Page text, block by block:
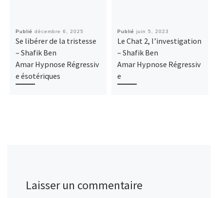
Publié décembre 6, 2025
Se libérer de la tristesse
– Shafik Ben
Amar Hypnose Régressiv
e ésotériques
Publié juin 5, 2023
Le Chat 2, l’investigation
– Shafik Ben
Amar Hypnose Régressiv
e
Laisser un commentaire